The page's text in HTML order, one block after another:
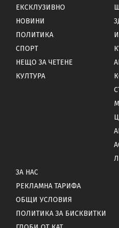
ЕКСКЛУЗИВНО
НОВИНИ
ПОЛИТИКА
СПОРТ
НЕЩО ЗА ЧЕТЕНЕ
КУЛТУРА
ЗА НАС
РЕКЛАМНА ТАРИФА
ОБЩИ УСЛОВИЯ
ПОЛИТИКА ЗА БИСКВИТКИ